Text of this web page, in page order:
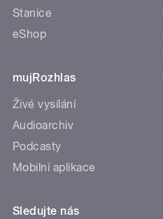
Stanice
eShop
mujRozhlas
Živé vysílání
Audioarchiv
Podcasty
Mobilní aplikace
Sledujte nás